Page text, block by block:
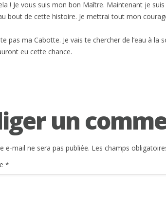
! Je vous suis mon bon Maître. Maintenant je
bout de cette histoire. Je mettrai tout mon
pas ma Cabotte. Je vais te chercher de l’eau à la
eu cette chance.
un
e-mail ne sera pas publiée. Les champs
*